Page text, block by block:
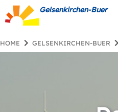
Gelsenkirchen-Buer
HOME GELSENKIRCHEN-BUER